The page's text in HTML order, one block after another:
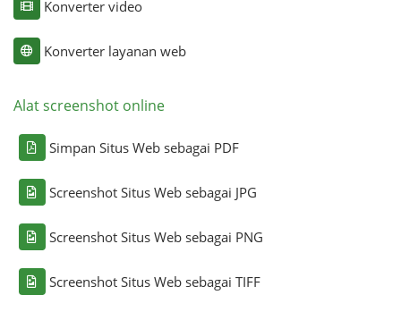
Konverter video
Konverter layanan web
Alat screenshot online
Simpan Situs Web sebagai PDF
Screenshot Situs Web sebagai JPG
Screenshot Situs Web sebagai PNG
Screenshot Situs Web sebagai TIFF